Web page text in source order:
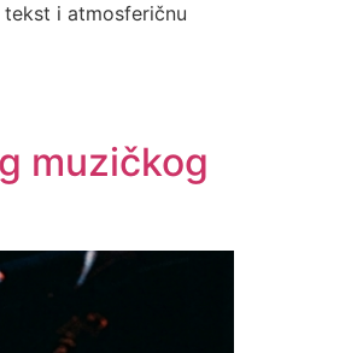
i atmosferičnu
muzičkog